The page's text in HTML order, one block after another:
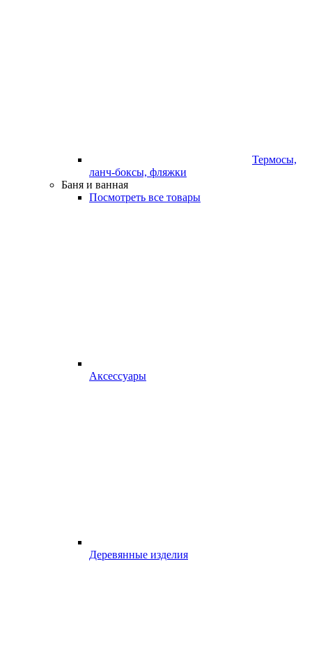
Термосы,
ланч-боксы, фляжки
Баня и ванная
Посмотреть все товары
Аксессуары
Деревянные изделия